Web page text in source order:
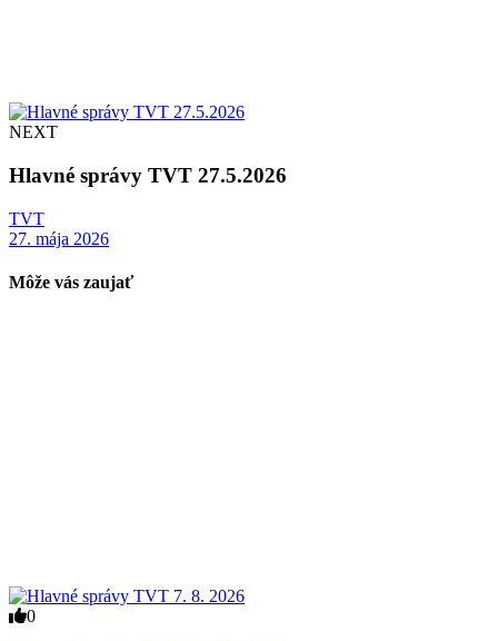
NEXT
Hlavné správy TVT 27.5.2026
TVT
27. mája 2026
Môže vás zaujať
0